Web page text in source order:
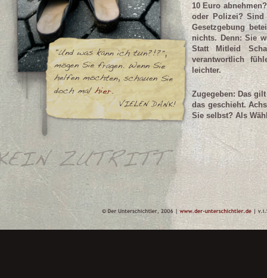
10 Euro
oder Polizei?
Gesetzgebung
nichts. Denn: Sie
Statt Mitleid
verantwortlich
leichter.
Zugegeben: Das
das geschieht.
Sie selbst? Als